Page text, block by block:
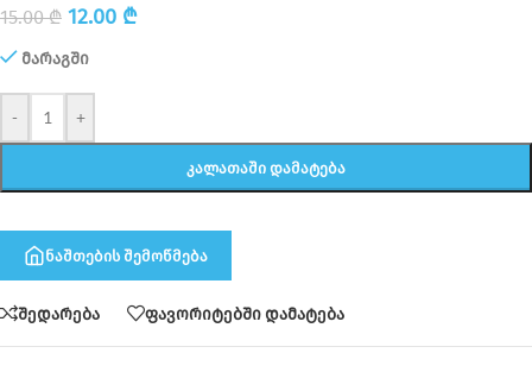
15.00₾ 12.00 ₾
მარაგში
- +
ᲙᲐᲚᲐᲗᲐᲨᲘ ᲓᲐᲛᲐᲢᲔᲑᲐ
ნაშთების შემოწმება
შედარება ფავორიტებში დამატება